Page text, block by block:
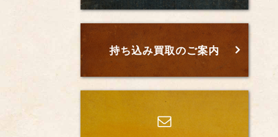
持ち込み買取のご案内